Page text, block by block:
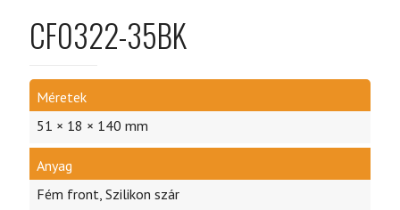
CF0322-35BK
Méretek
51 × 18 × 140 mm
Anyag
Fém front, Szilikon szár